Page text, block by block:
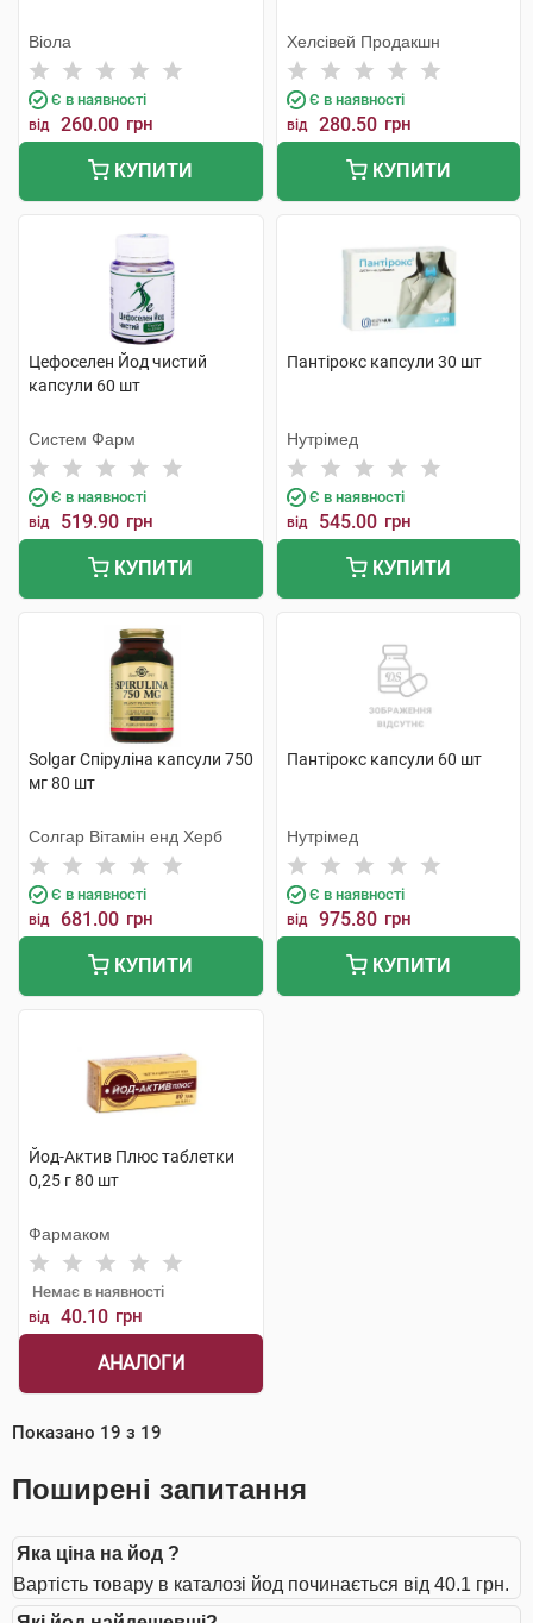
Віола
Є в наявності
від 260.00 грн
КУПИТИ
Хелсівей Продакшн
Є в наявності
від 280.50 грн
КУПИТИ
Цефоселен Йод чистий
капсули 60 шт
Систем Фарм
Є в наявності
від 519.90 грн
КУПИТИ
Пантірокс капсули 30 шт
Нутрімед
Є в наявності
від 545.00 грн
КУПИТИ
Solgar Спіруліна капсули 750
мг 80 шт
Солгар Вітамін енд Херб
Є в наявності
від 681.00 грн
КУПИТИ
Пантірокс капсули 60 шт
Нутрімед
Є в наявності
від 975.80 грн
КУПИТИ
Йод-Актив Плюс таблетки
0,25 г 80 шт
Фармаком
Немає в наявності
від 40.10 грн
АНАЛОГИ
Показано 19 з 19
Поширені запитання
Яка ціна на йод ?
Вартість товару в каталозі йод починається від 40.1 грн.